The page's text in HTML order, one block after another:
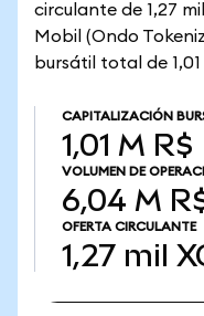
circulante de 1,27
Mobil (Ondo
bursátil total de 1,01
CAPITALIZACIÓN
1,01 M R$
VOLUMEN DE
6,04 M
OFERTA CIRCULANTE
1,27 mil